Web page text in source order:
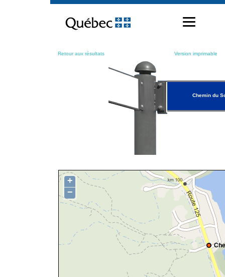
contenu
Retour aux résultats Version imprimable
Chemin du
+
−